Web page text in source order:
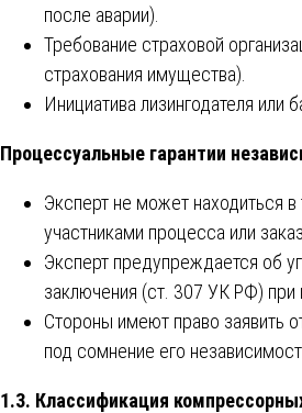
после аварии).
Требование страховой
страхования имущества).
Инициатива лизингодателя или
Процессуальные гарантии
Эксперт не может находиться
участниками процесса или
Эксперт предупреждается об
заключения (ст. 307 УК РФ) при
Стороны имеют право заявить
под сомнение его
1.3. Классификация